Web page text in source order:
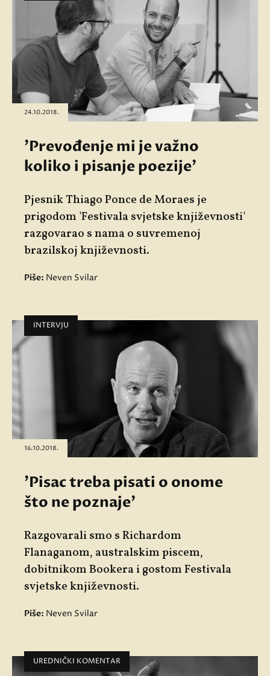
24.10.2018.
'Prevođenje mi je važno
koliko i pisanje poezije'
Pjesnik Thiago Ponce de Moraes je
prigodom 'Festivala svjetske književnosti'
razgovarao s nama o suvremenoj
brazilskoj književnosti.
Piše: Neven Svilar
INTERVJU
16.10.2018.
'Pisac treba pisati o onome
što ne poznaje'
Razgovarali smo s Richardom
Flanaganom, australskim piscem,
dobitnikom Bookera i gostom Festivala
svjetske književnosti.
Piše: Neven Svilar
UREDNIČKI KOMENTAR